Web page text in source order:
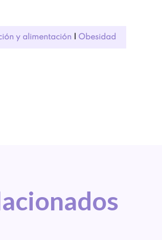
y alimentación Obesidad